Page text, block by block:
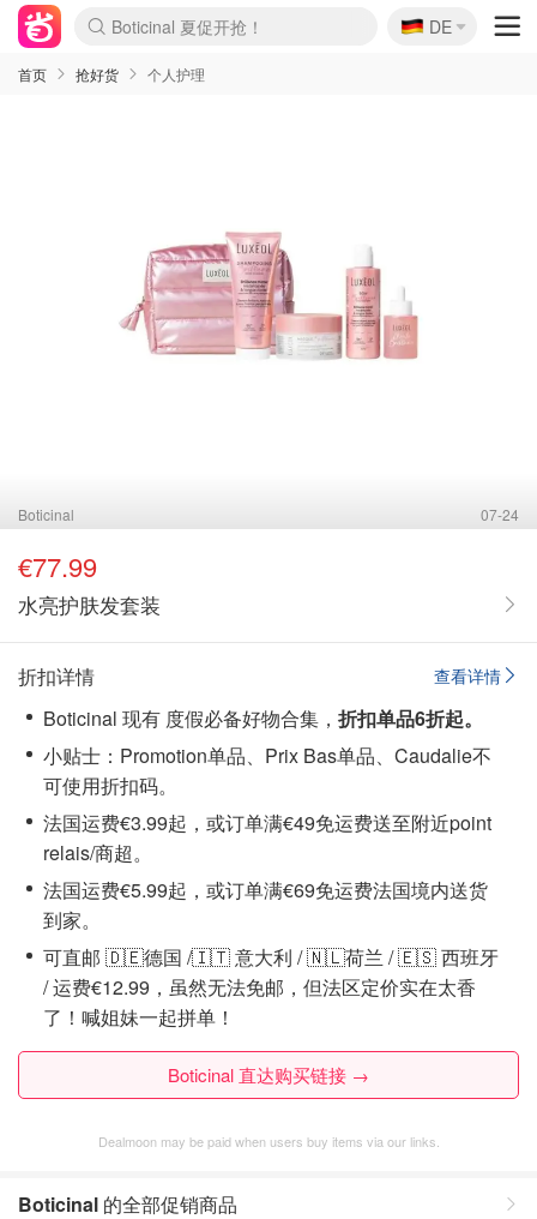
4折！lulu周四疯狂上新
还没结束！&OtherStories大促
Joybuy变相75折 随时失效
速领！Stanley独家85折
疑似霸哥！Camper额外叠85折
Zalando 奥莱闪促！每日更新
Moncler反季囤！5折起+叠9折
Coach Brooklyn仅€192
🇩🇪
DE
首页 抢好货 个人护理
Boticinal 07-24
€77.99
水亮护肤发套装
查看详情
折扣详情
Boticinal 现有 度假必备好物合集， 折扣单品6折起。
小贴士：Promotion单品、Prix Bas单品、Caudalie不
可使用折扣码。
法国运费€3.99起，或订单满€49免运费送至附近point
relais/商超。
法国运费€5.99起，或订单满€69免运费法国境内送货
到家。
可直邮 🇩🇪德国 /🇮🇹 意大利 / 🇳🇱荷兰 / 🇪🇸 西班牙
/ 运费€12.99，虽然无法免邮，但法区定价实在太香
了！喊姐妹一起拼单！
Boticinal 直达购买链接 →
Dealmoon may be paid when users buy items via our links.
Boticinal 的全部促销商品